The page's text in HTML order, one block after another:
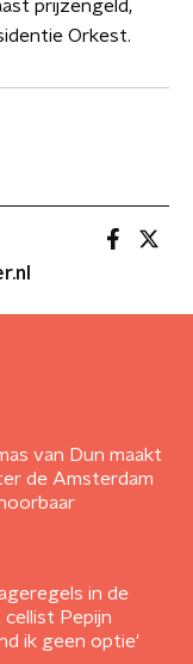
prijzengeld,
Orkest.
van Dun maakt
de Amsterdam
in de
Pepijn
ik geen optie'